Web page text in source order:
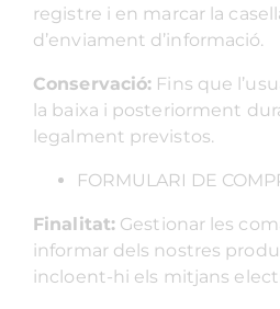
registre i en marcar la
d’enviament d’informació.
Conservació: Fins que
la baixa i posteriorment
legalment previstos.
FORMULARI DE
Finalitat: Gestionar les
informar dels nostres
incloent-hi els mitjans